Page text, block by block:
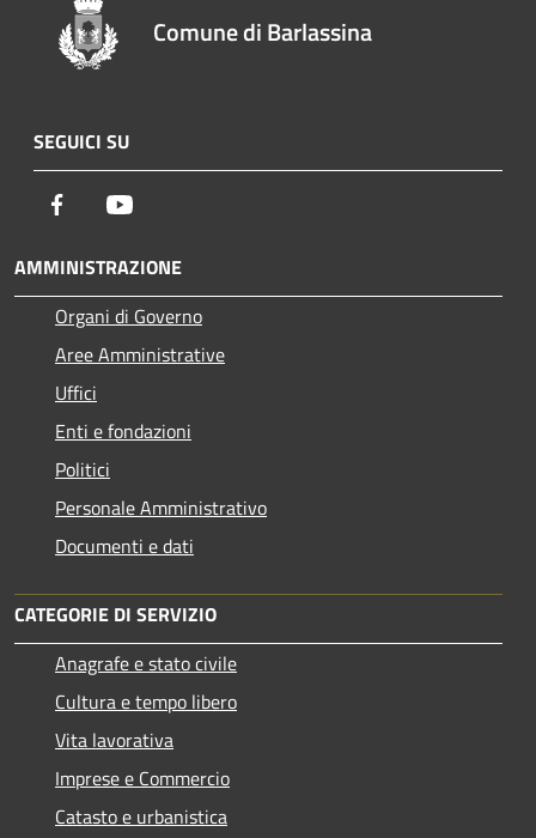
Comune di Barlassina
SEGUICI SU
Facebook
AMMINISTRAZIONE
Organi di Governo
Aree Amministrative
Uffici
Enti e fondazioni
Politici
Personale Amministrativo
Documenti e dati
CATEGORIE DI SERVIZIO
Anagrafe e stato civile
Cultura e tempo libero
Vita lavorativa
Imprese e Commercio
Catasto e urbanistica